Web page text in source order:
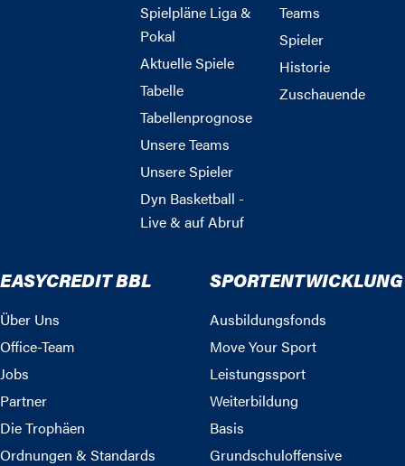
Spielpläne Liga &
Pokal
Aktuelle Spiele
Tabelle
Tabellenprognose
Unsere Teams
Unsere Spieler
Dyn Basketball -
Live & auf Abruf
Teams
Spieler
Historie
Zuschauende
EASYCREDIT BBL
Über Uns
Office-Team
Jobs
Partner
Die Trophäen
Ordnungen & Standards
SPORTENTWICKLUNG
Ausbildungsfonds
Move Your Sport
Leistungssport
Weiterbildung
Basis
Grundschuloffensive